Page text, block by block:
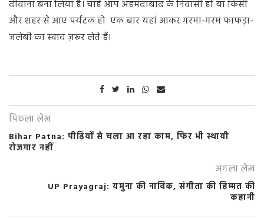
दीवाना बना लिया है। चाहे आप अहमदाबाद के निवासी हों या किसी
और शहर से आए पर्यटक हो एक बार यहां आकर गरमा-गरम फाफड़ा-
जलेबी का स्वाद ज़रूर लेते हैं।
पिछला लेख
Bihar Patna: पीढ़ियों से चला आ रहा काम, फिर भी स्थायी
रोजगार नहीं
अगला लेख
UP Prayagraj: यमुना की नाविक, संगीता की हिम्मत की
कहानी